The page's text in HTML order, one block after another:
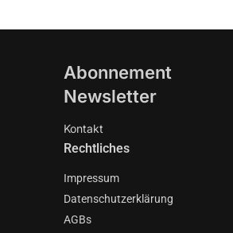
Abonnement
Newsletter
Kontakt
Rechtliches
Impressum
Datenschutzerklärung
AGBs